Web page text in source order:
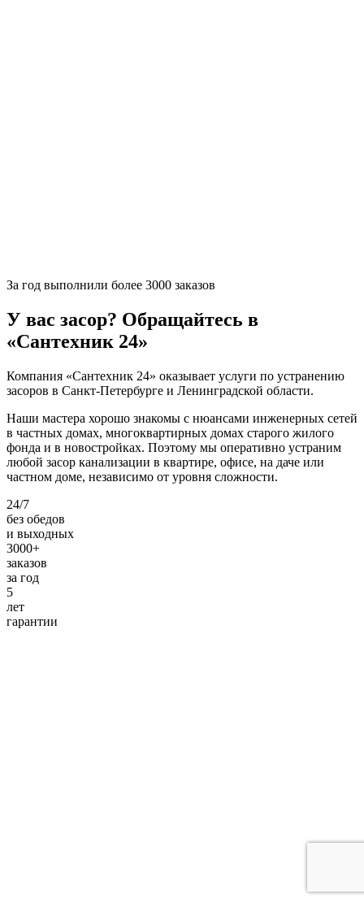
За год выполнили более 3000 заказов
У вас засор? Обращайтесь в
«Сантехник 24»
Компания «Сантехник 24» оказывает услуги по устранению
засоров в Санкт-Петербурге и Ленинградской области.
Наши мастера хорошо знакомы с нюансами инженерных сетей
в частных домах, многоквартирных домах старого жилого
фонда и в новостройках. Поэтому мы оперативно устраним
любой засор канализации в квартире, офисе, на даче или
частном доме, независимо от уровня сложности.
24/7
без обедов
и выходных
3000+
заказов
за год
5
лет
гарантии